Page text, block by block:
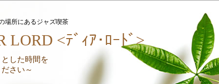
場所にあるジャズ喫茶
LORD <ﾃﾞｨｱ･ﾛｰﾄﾞ>
した時間を
～